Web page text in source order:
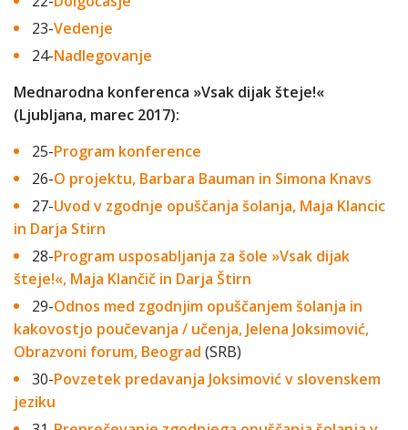
23-Vedenje
24-Nadlegovanje
Mednarodna konferenca »Vsak dijak šteje!«
(Ljubljana, marec 2017):
25-Program konference
26-O projektu, Barbara Bauman in Simona Knavs
27-Uvod v zgodnje opuščanja šolanja, Maja Klancic
in Darja Stirn
28-Program usposabljanja za šole »Vsak dijak
šteje!«, Maja Klančič in Darja Štirn
29-Odnos med zgodnjim opuščanjem šolanja in
kakovostjo poučevanja / učenja, Jelena Joksimović,
Obrazvoni forum, Beograd (SRB)
30-Povzetek predavanja Joksimović v slovenskem
jeziku